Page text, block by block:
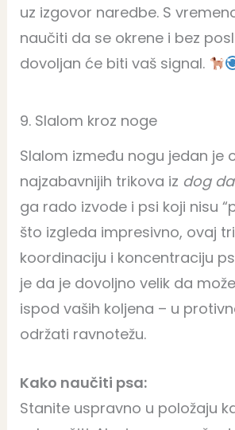
uz izgovor naredbe. S
naučiti da se okrene i bez
dovoljan će biti vaš signal.
9. Slalom kroz noge
Slalom između nogu jedan je
najzabavnijih trikova iz dog
ga rado izvode i psi koji nisu
što izgleda impresivno, ovaj
koordinaciju i koncentraciju
je da je dovoljno velik da
ispod vaših koljena – u
održati ravnotežu.
Kako naučiti psa:
Stanite uspravno u položaju